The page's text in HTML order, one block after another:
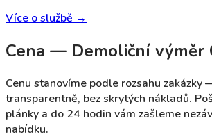
Více o službě →
Cena — Demoliční výměr
Cenu stanovíme podle rozsahu zakázky
transparentně, bez skrytých nákladů.
plánky a do 24 hodin vám zašleme
nabídku.